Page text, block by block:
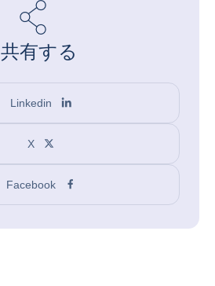
共有する
Linkedin
X
Facebook